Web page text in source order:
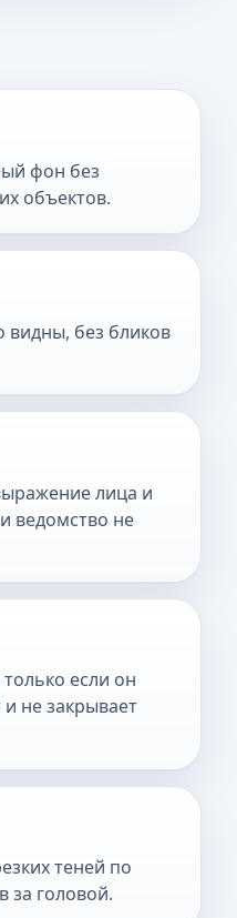
фон без
объектов.
без бликов
лица и
ведомство не
если он
не закрывает
теней по
за головой.